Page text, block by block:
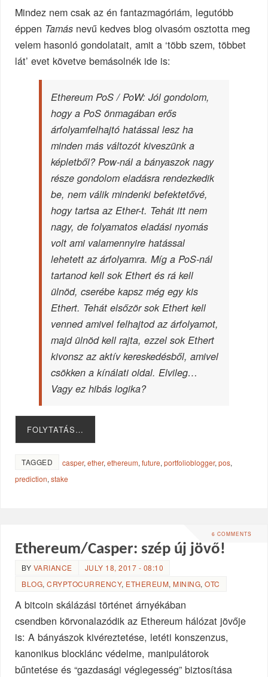
Mindez nem csak az én fantazmagóriám, legutóbb
éppen Tamás nevű kedves blog olvasóm osztotta meg
velem hasonló gondolatait, amit a ‘több szem, többet
lát’ evet követve bemásolnék ide is:
Ethereum PoS / PoW: Jól gondolom,
hogy a PoS önmagában erős
árfolyamfelhajtó hatással lesz ha
minden más változót kiveszünk a
képletből? Pow-nál a bányaszok nagy
része gondolom eladásra rendezkedik
be, nem válik mindenki befektetővé,
hogy tartsa az Ether-t. Tehát itt nem
nagy, de folyamatos eladási nyomás
volt ami valamennyire hatással
lehetett az árfolyamra. Míg a PoS-nál
tartanod kell sok Ethert és rá kell
ülnöd, cserébe kapsz még egy kis
Ethert. Tehát elsőzör sok Ethert kell
venned amivel felhajtod az árfolyamot,
majd ülnöd kell rajta, ezzel sok Ethert
kivonsz az aktív kereskedésből, amivel
csökken a kínálati oldal. Elvileg…
Vagy ez hibás logika?
FOLYTATÁS…
TAGGED casper,ether,ethereum,future,portfolioblogger,pos,
prediction,stake
6 COMMENTS
Ethereum/Casper: szép új jövő!
BY VARIANCE
JULY 18, 2017 - 08:10
BLOG,CRYPTOCURRENCY, ETHEREUM, MINING,OTC
A bitcoin skálázási történet árnyékában
csendben körvonalazódik az Ethereum hálózat jövője
is: A bányászok kivéreztetése, letéti konszenzus,
kanonikus blocklánc védelme, manipulátorok
bűntetése és “gazdasági véglegesség” biztosítása